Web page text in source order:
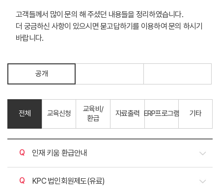
고객들께서 많이 문의 해 주셨던 내용들을 정리하였습니다.
더 궁금하신 사항이 있으시면 묻고답하기를 이용하여 문의 하시기
바랍니다.
공개
전체 교육신청
교육비/
환급
자료출력 ERP프로그램 기타
질문
인재 키움 환급안내
질문
KPC 법인회원제도(유료)